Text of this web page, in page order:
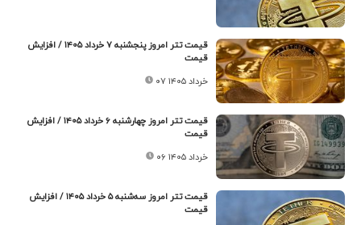
قیمت تتر امروز پنجشنبه ۷ خرداد ۱۴۰۵ / افزایش
قیمت
۰۷ خرداد ۱۴۰۵
قیمت تتر امروز چهارشنبه ۶ خرداد ۱۴۰۵ / افزایش
قیمت
۰۶ خرداد ۱۴۰۵
قیمت تتر امروز سه‌شنبه ۵ خرداد ۱۴۰۵ / افزایش
قیمت